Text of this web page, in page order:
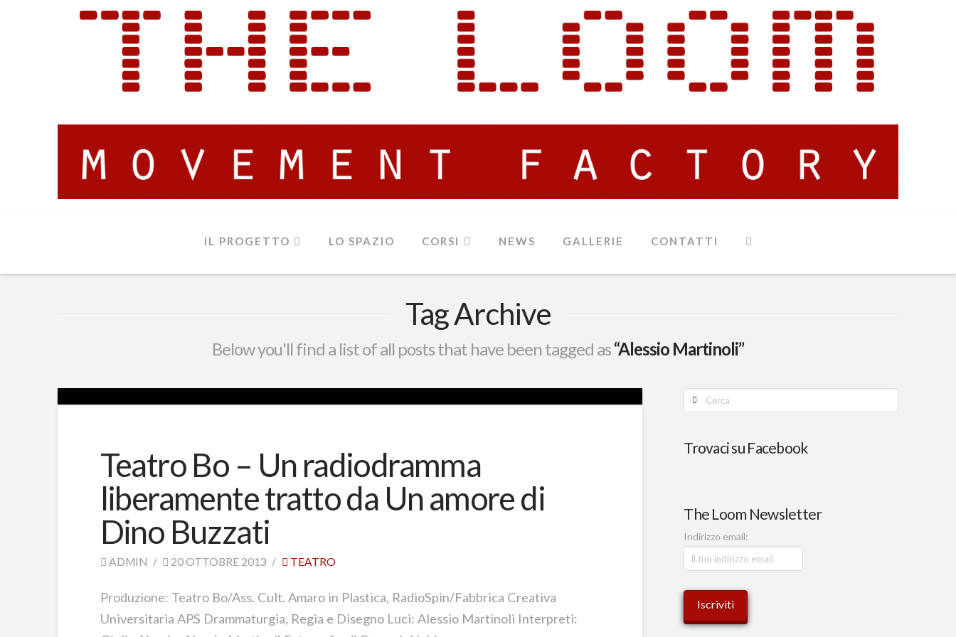
IL PROGETTO LO SPAZIO CORSI NEWS GALLERIE CONTATTI
Tag Archive
Below you'll find a list of all posts that have been tagged as“Alessio Martinoli”
Teatro Bo – Un radiodramma
liberamente tratto da Un amore di
Dino Buzzati
ADMIN 20 OTTOBRE 2013 TEATRO
Produzione: Teatro Bo/Ass. Cult. Amaro in Plastica, RadioSpin/Fabbrica Creativa
Universitaria APS Drammaturgia, Regia e Disegno Luci: Alessio Martinoli Interpreti:
Cerca
Trovaci su Facebook
The Loom Newsletter
Indirizzo email: